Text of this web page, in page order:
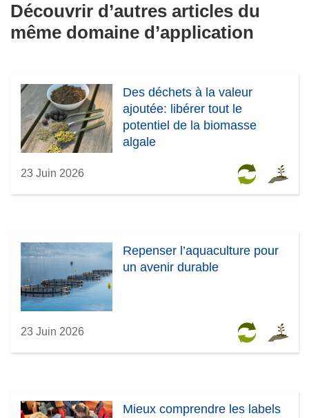
Découvrir d’autres articles du
même domaine d’application
Des déchets à la valeur
ajoutée: libérer tout le
potentiel de la biomasse
algale
23 Juin 2026
Repenser l’aquaculture pour
un avenir durable
23 Juin 2026
Mieux comprendre les labels